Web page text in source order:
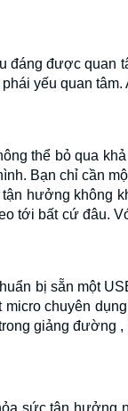
đáng được quan
yếu quan tâm.
thể bỏ qua
Bạn chỉ cần
hưởng không
tới bất cứ đâu.
bị sẵn một
chuyên
giảng đường ,